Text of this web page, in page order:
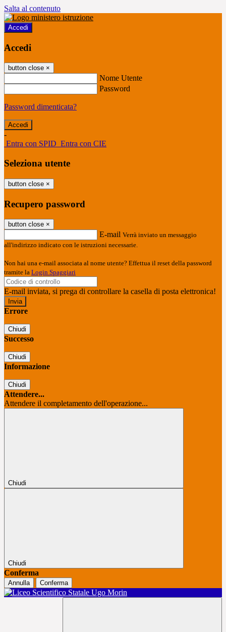
Salta al contenuto
Accedi
Accedi
button close ×
Nome Utente
Password
Password dimenticata?
-
Entra con SPID Entra con CIE
Seleziona utente
button close ×
Recupero password
button close ×
E-mail Verrà inviato un messaggio
all'indirizzo indicato con le istruzioni necessarie.
Non hai una e-mail associata al nome utente? Effettua il reset della password
tramite la Login Spaggiari
E-mail inviata, si prega di controllare la casella di posta elettronica!
Errore
Chiudi
Successo
Chiudi
Informazione
Chiudi
Attendere...
Attendere il completamento dell'operazione...
Chiudi
Chiudi
Conferma
Annulla Conferma